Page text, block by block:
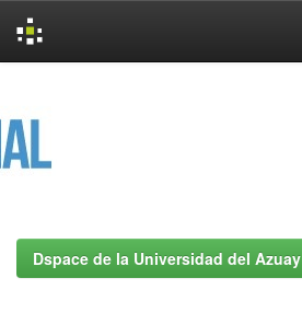
Dspace de la Universidad del Azuay